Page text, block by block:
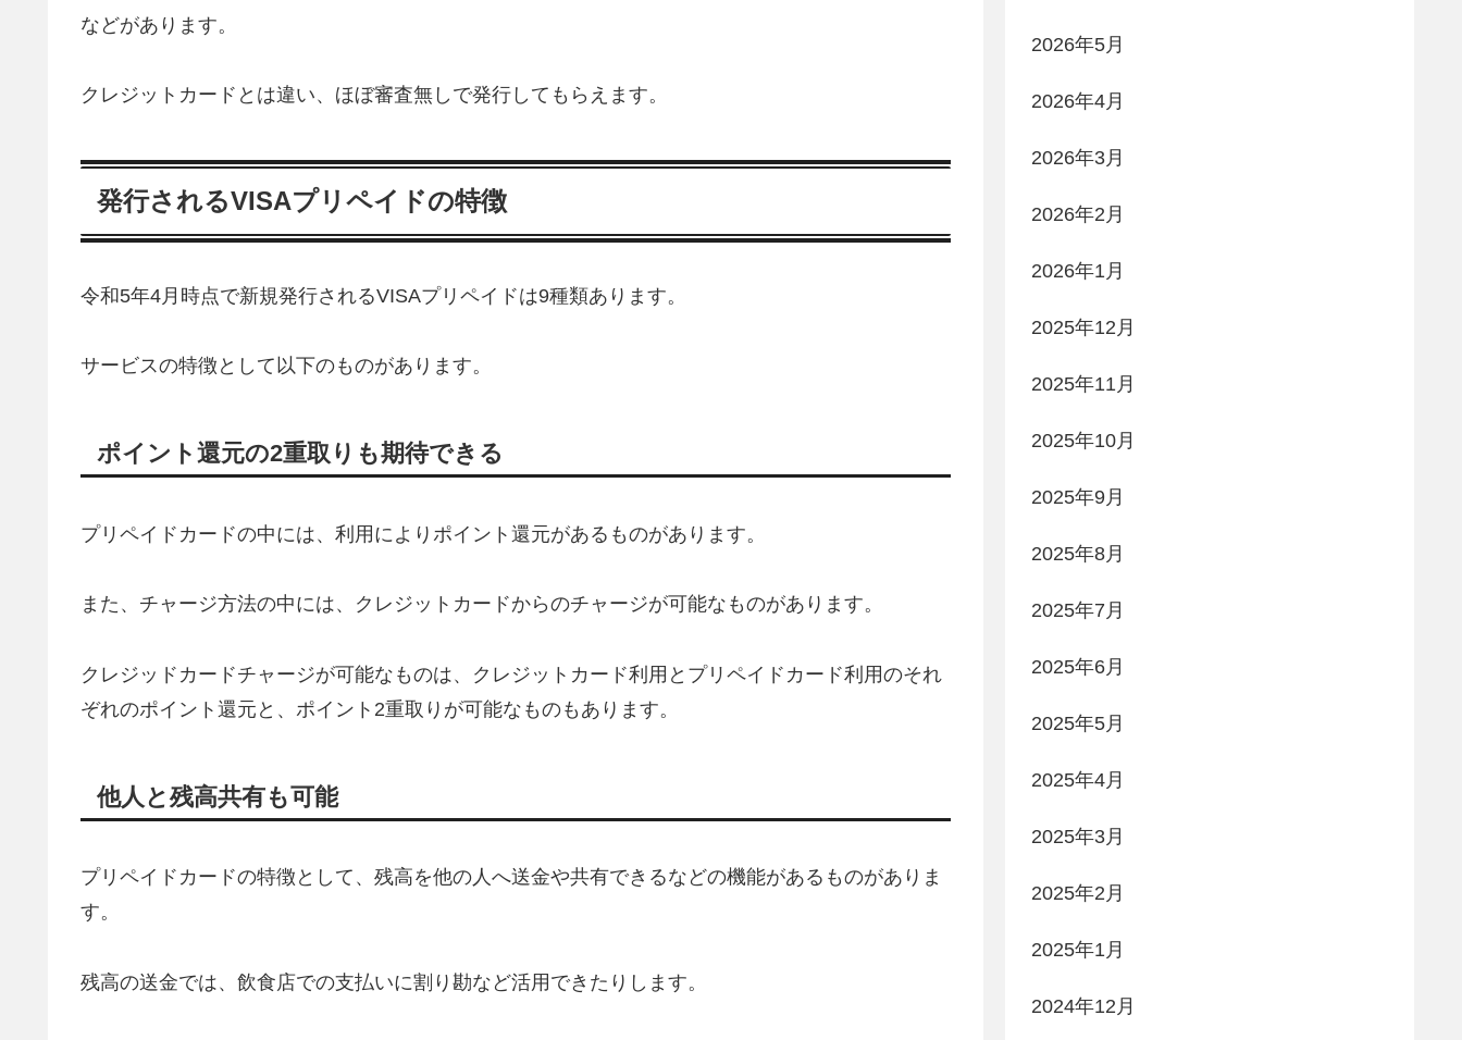
などがあります。
クレジットカードとは違い、ほぼ審査無しで発行してもらえます。
発行されるVISAプリペイドの特徴
令和5年4月時点で新規発行されるVISAプリペイドは9種類あります。
サービスの特徴として以下のものがあります。
ポイント還元の2重取りも期待できる
プリペイドカードの中には、利用によりポイント還元があるものがあります。
また、チャージ方法の中には、クレジットカードからのチャージが可能なものがあります。
クレジッドカードチャージが可能なものは、クレジットカード利用とプリペイドカード利用のそれ
ぞれのポイント還元と、ポイント2重取りが可能なものもあります。
他人と残高共有も可能
プリペイドカードの特徴として、残高を他の人へ送金や共有できるなどの機能があるものがありま
す。
残高の送金では、飲食店での支払いに割り勘など活用できたりします。
2026年5月
2026年4月
2026年3月
2026年2月
2026年1月
2025年12月
2025年11月
2025年10月
2025年9月
2025年8月
2025年7月
2025年6月
2025年5月
2025年4月
2025年3月
2025年2月
2025年1月
2024年12月